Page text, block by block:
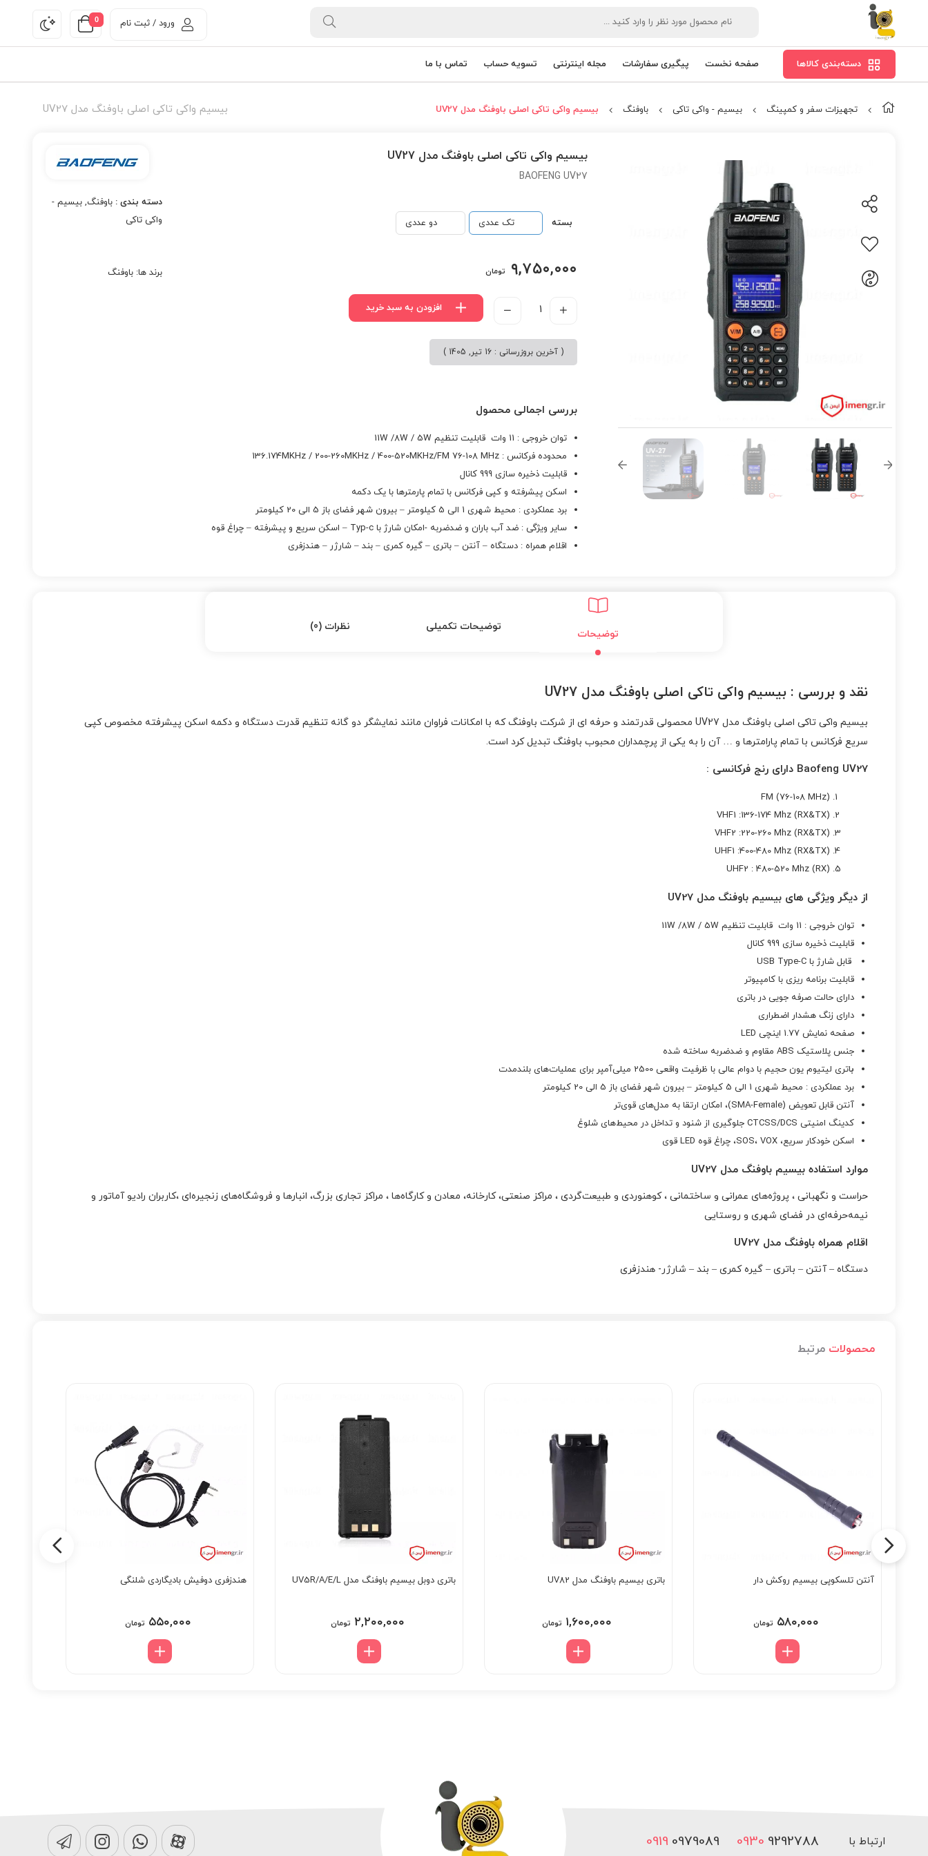
0 ورود / ثبت نام
دسته‌بندی کالاها صفحه نخست پیگیری سفارشات مجله اینترنتی تسویه حساب تماس با ما
بیسیم واکی تاکی اصلی باوفنگ مدل UV27 تجهیزات سفر و کمپینگ بیسیم - واکی تاکی باوفنگ بیسیم واکی تاکی اصلی باوفنگ مدل UV27
بیسیم واکی تاکی اصلی باوفنگ مدل UV27
BAOFENG UV27
بسته تک عددی دو عددی
۹,۷۵۰,۰۰۰ تومان
افزودن به سبد خرید
( آخرین بروزرسانی : 16 تیر, 1405 )
دسته بندی :باوفنگ,بیسیم -
واکی تاکی
برند ها:باوفنگ
بررسی اجمالی محصول
توان خروجی : 11 وات قابلیت تنظیم 11W /8W / 5W
محدوده فرکانس : 136.174MKHz / 200-260MKHz / 400-520MKHz/FM 76-108 MHz
قابلیت ذخیره سازی 999 کانال
اسکن پیشرفته و کپی فرکانس با تمام پارمترها با یک دکمه
برد عملکردی : محیط شهری 1 الی 5 کیلومتر – بیرون شهر فضای باز 5 الی 20 کیلومتر
سایر ویژگی : ضد آب باران و ضدضربه -امکان شارژ با Typ-c – اسکن سریع و پیشرفته – چراغ قوه
اقلام همراه : دستگاه – آنتن – باتری – گیره کمری – بند – شارژر – هندزفری
توضیحات
توضیحات تکمیلی نظرات (0)
نقد و بررسی : بیسیم واکی تاکی اصلی باوفنگ مدل UV27
بیسیم واکی تاکی اصلی باوفنگ مدل UV27 محصولی قدرتمند و حرفه ای از شرکت باوفنگ که با امکانات فراوان مانند نمایشگر دو گانه تنظیم قدرت دستگاه و دکمه اسکن پیشرفته مخصوص کپی
سریع فرکانس با تمام پارامترها و … آن را به یکی از پرچمداران محبوب باوفنگ تبدیل کرد است.
Baofeng UV27 دارای رنج فرکانسی :
FM (76-108 MHz)
VHF1 :136-174 Mhz (RX&TX)
VHF2 :220-260 Mhz (RX&TX)
UHF1 :400-480 Mhz (RX&TX)
UHF2 : 480-520 Mhz (RX)
از دیگر ویژگی های بیسیم باوفنگ مدل UV27
توان خروجی : 11 وات قابلیت تنظیم 11W /8W / 5W
قابلیت ذخیره سازی 999 کانال
قابل شارژ با USB Type-C
قابلیت برنامه ریزی با کامپیوتر
دارای حالت صرفه جویی در باتری
دارای زنگ هشدار اضطراری
صفحه نمایش 1.77 اینچی LED
جنس پلاستیک ABS مقاوم و ضدضربه ساخته شده
باتری لیتیوم یون حجیم با دوام عالی با ظرفیت واقعی 2500 میلی‌آمپر برای عملیات‌های بلندمدت
برد عملکردی : محیط شهری 1 الی 5 کیلومتر – بیرون شهر فضای باز 5 الی 20 کیلومتر
آنتن قابل تعویض (SMA-Female)، امکان ارتقا به مدل‌های قوی‌تر
کدینگ امنیتی CTCSS/DCS جلوگیری از شنود و تداخل در محیط‌های شلوغ
اسکن خودکار سریع، SOS، VOX، چراغ قوه LED قوی
موارد استفاده بیسیم باوفنگ مدل UV27
حراست و نگهبانی ، پروژه‌های عمرانی و ساختمانی ، کوهنوردی و طبیعت‌گردی ، مراکز صنعتی، کارخانه، معادن و کارگاه‌ها ، مراکز تجاری بزرگ، انبارها و فروشگاه‌های زنجیره‌ای ،کاربران رادیو آماتور و
نیمه‌حرفه‌ای در فضای شهری و روستایی
اقلام همراه باوفنگ مدل UV27
دستگاه – آنتن – باتری – گیره کمری – بند – شارژر- هندزفری
محصولات مرتبط
آنتن تلسکوپی بیسیم روکش دار
۵۸۰,۰۰۰ تومان
باتری بیسیم باوفنگ مدل UV82
۱,۶۰۰,۰۰۰ تومان
باتری دوبل بیسیم باوفنگ مدل UV5R/A/E/L
۲,۲۰۰,۰۰۰ تومان
هندزفری دوفیش بادیگاردی شلنگی
۵۵۰,۰۰۰ تومان
ارتباط با 0919 0979089 0930 9292788